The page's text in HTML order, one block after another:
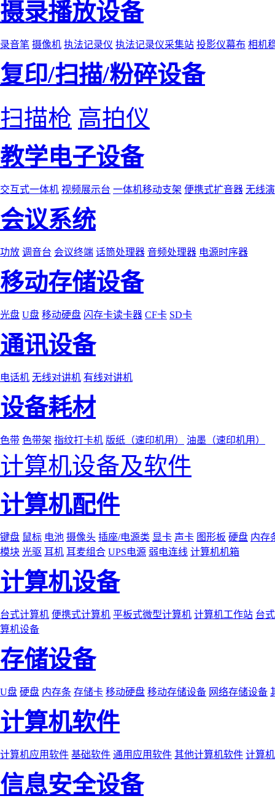
摄录播放设备
录音笔 摄像机 执法记录仪 执法记录仪采集站 投影仪幕布 相机
复印/扫描/粉碎设备
扫描枪 高拍仪
教学电子设备
交互式一体机 视频展示台 一体机移动支架 便携式扩音器 无线
会议系统
功放 调音台 会议终端 话筒处理器 音频处理器 电源时序器
移动存储设备
光盘 U盘 移动硬盘 闪存卡读卡器 CF卡 SD卡
通讯设备
电话机 无线对讲机 有线对讲机
设备耗材
色带 色带架 指纹打卡机 版纸（速印机用） 油墨（速印机用）
计算机设备及软件
计算机配件
键盘 鼠标 电池 摄像头 插座/电源类 显卡 声卡 图形板 硬盘 内存
模块 光驱 耳机 耳麦组合 UPS电源 弱电连线 计算机机箱
计算机设备
台式计算机 便携式计算机 平板式微型计算机 计算机工作站 台
算机设备
存储设备
U盘 硬盘 内存条 存储卡 移动硬盘 移动存储设备 网络存储设备
计算机软件
计算机应用软件 基础软件 通用应用软件 其他计算机软件 计算
信息安全设备